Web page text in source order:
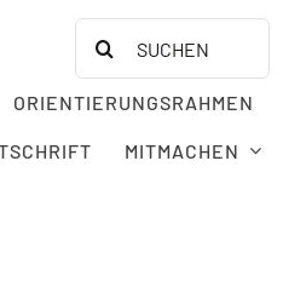
Search
for:
ORIENTIERUNGSRAHMEN
MITMACHEN